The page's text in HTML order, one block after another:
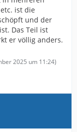
ist die
und der
Das Teil ist
er völlig anders.
2025 um 11:24)